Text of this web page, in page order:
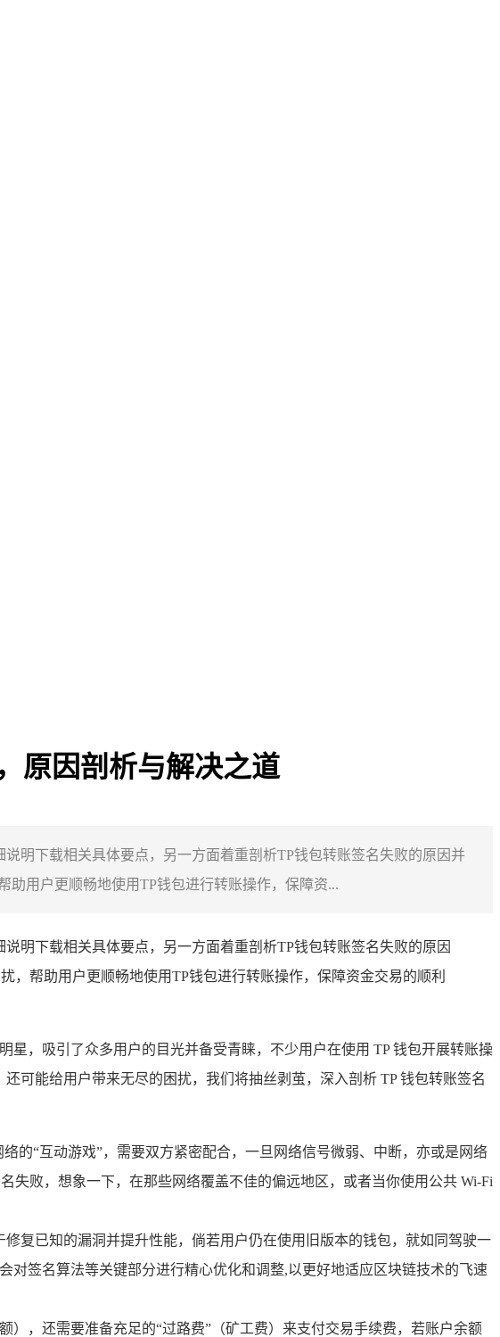
原因剖析与解决之道
明下载相关具体要点，另一方面着重剖析TP钱包转账签名失败的原因并
用户更顺畅地使用TP钱包进行转账操作，保障资...
明下载相关具体要点，另一方面着重剖析TP钱包转账签名失败的原因
帮助用户更顺畅地使用TP钱包进行转账操作，保障资金交易的顺利
星，吸引了众多用户的目光并备受青睐，不少用户在使用 TP 钱包开展转账操
可能给用户带来无尽的困扰，我们将抽丝剥茧，深入剖析 TP 钱包转账签名
的“互动游戏”，需要双方紧密配合，一旦网络信号微弱、中断，亦或是网络
失败，想象一下，在那些网络覆盖不佳的偏远地区，或者当你使用公共 Wi-Fi
复已知的漏洞并提升性能，倘若用户仍在使用旧版本的钱包，就如同驾驶一
对签名算法等关键部分进行精心优化和调整,以更好地适应区块链技术的飞速
），还需要准备充足的“过路费”（矿工费）来支付交易手续费，若账户余额